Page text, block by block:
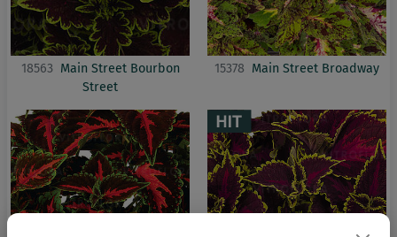
18563 Main Street Bourbon
Street
15378 Main Street Broadway